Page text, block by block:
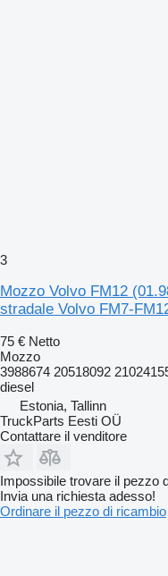
3
Mozzo Volvo FM12
stradale Volvo FM7-
75 € Netto
Mozzo
3988674 20518092
diesel
Estonia, Tallinn
TruckParts Eesti OÜ
Contattare il venditore
Impossibile trovare il pezzo
Invia una richiesta adesso!
Ordinare il pezzo di ricambio